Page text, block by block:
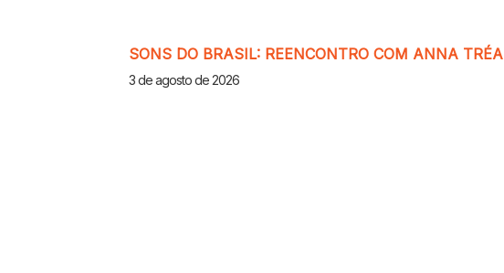
SONS DO BRASIL: REENCONTRO COM ANNA TRÉA
3 de agosto de 2026